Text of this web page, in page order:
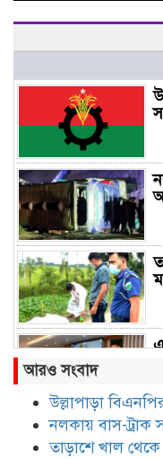
আরও সংবাদ
উল্লাপাড়া
নলকায় বাস-ট্রাক
তাড়াশে খাল